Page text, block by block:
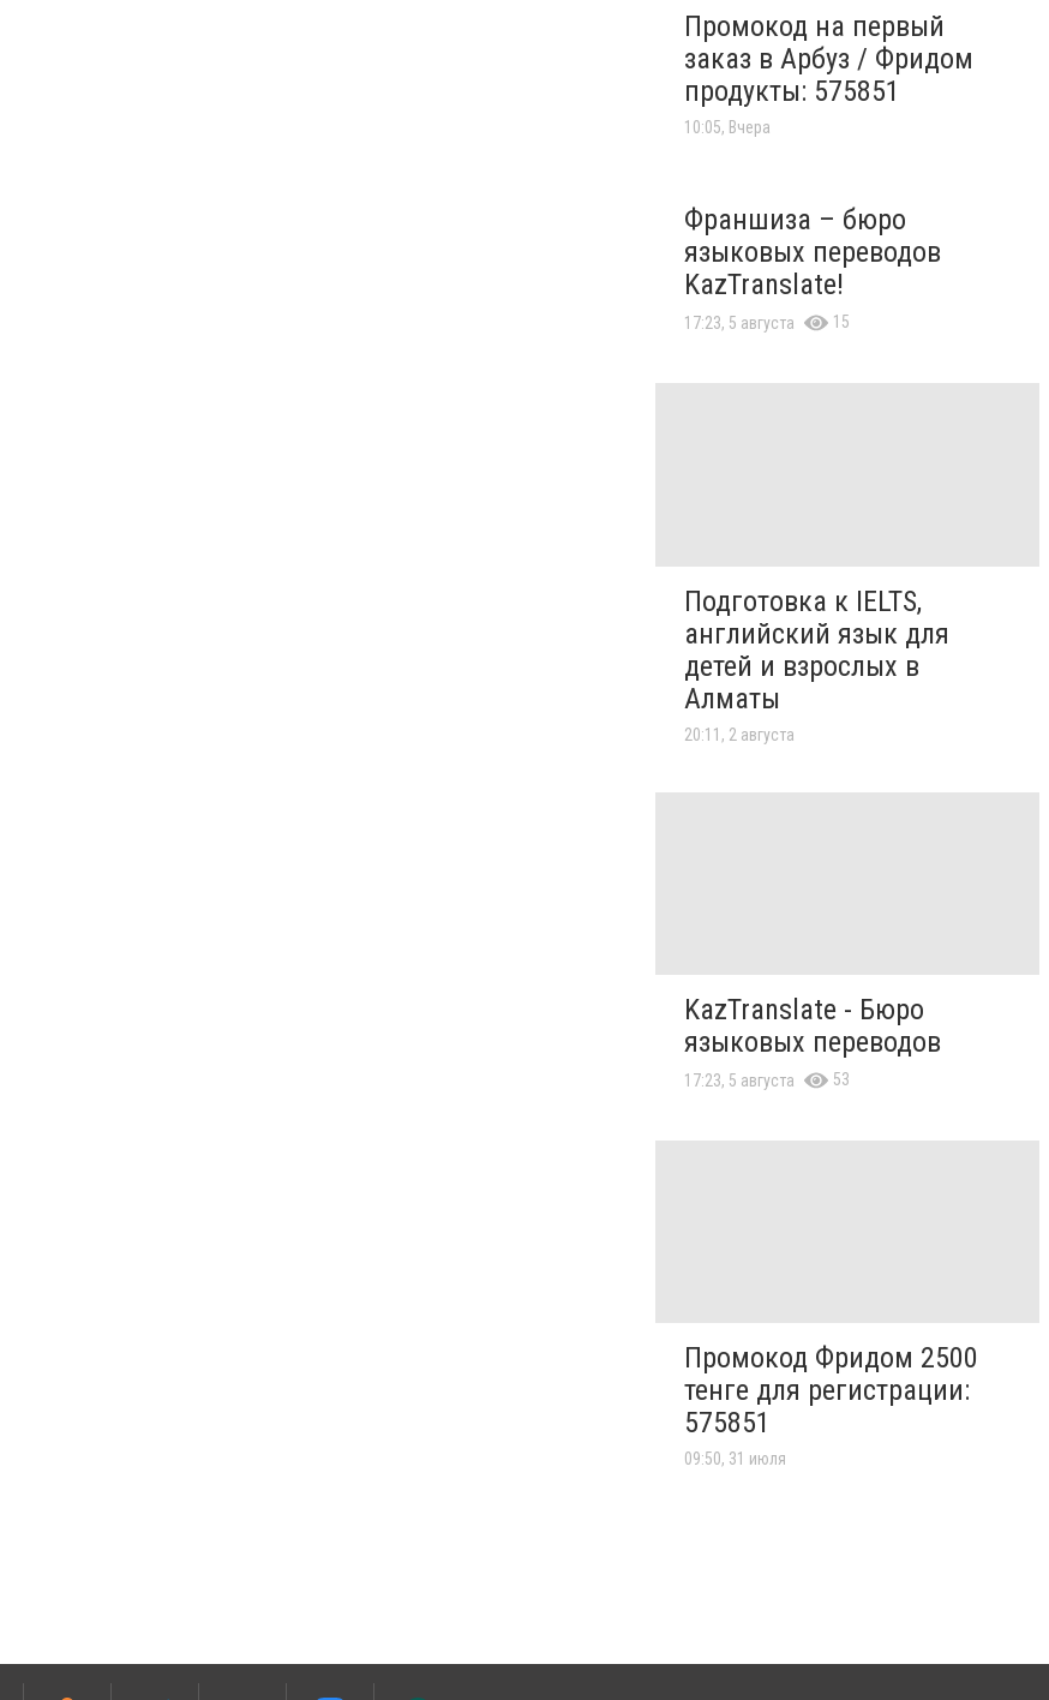
Промокод на первый
заказ в Арбуз / Фридом
продукты: 575851
10:05, Вчера
Франшиза – бюро
языковых переводов
KazTranslate!
17:23, 5 августа 15
Подготовка к IELTS,
английский язык для
детей и взрослых в
Алматы
20:11, 2 августа
KazTranslate - Бюро
языковых переводов
17:23, 5 августа 53
Промокод Фридом 2500
тенге для регистрации:
575851
09:50, 31 июля